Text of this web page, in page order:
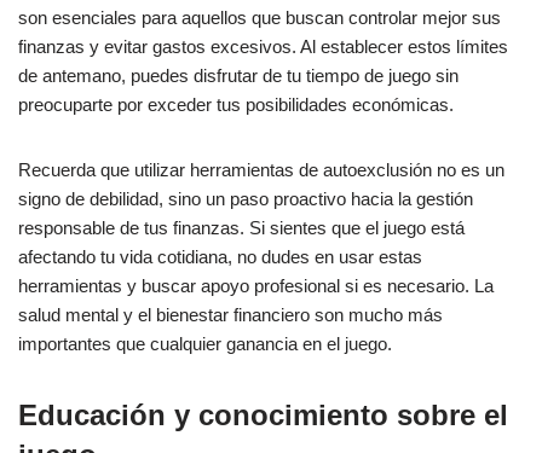
son esenciales para aquellos que buscan controlar mejor sus
finanzas y evitar gastos excesivos. Al establecer estos límites
de antemano, puedes disfrutar de tu tiempo de juego sin
preocuparte por exceder tus posibilidades económicas.
Recuerda que utilizar herramientas de autoexclusión no es un
signo de debilidad, sino un paso proactivo hacia la gestión
responsable de tus finanzas. Si sientes que el juego está
afectando tu vida cotidiana, no dudes en usar estas
herramientas y buscar apoyo profesional si es necesario. La
salud mental y el bienestar financiero son mucho más
importantes que cualquier ganancia en el juego.
Educación y conocimiento sobre el